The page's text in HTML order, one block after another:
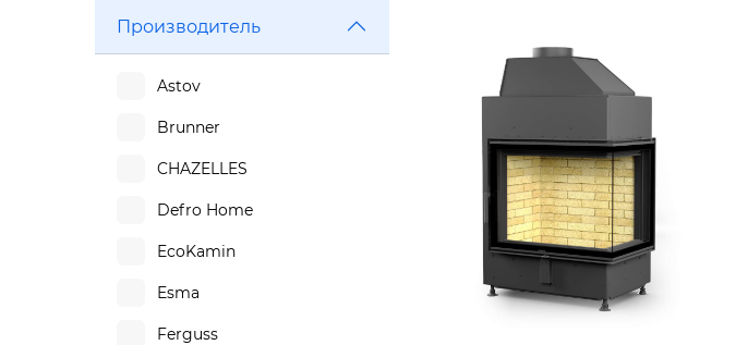
Производитель
Astov
Brunner
CHAZELLES
Defro Home
EcoKamin
Esma
Ferguss